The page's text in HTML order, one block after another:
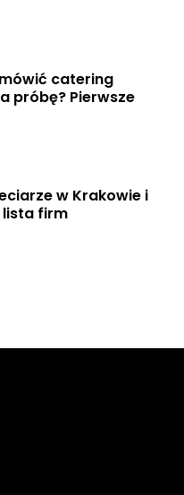
catering
próbę? Pierwsze
w Krakowie i
lista firm